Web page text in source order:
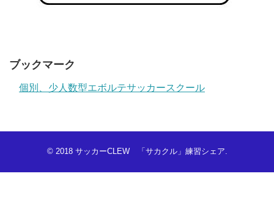
ブックマーク
個別、少人数型エボルテサッカースクール
© 2018 サッカーCLEW 「サカクル」練習シェア.